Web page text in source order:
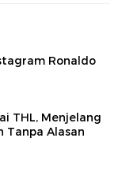
Ronaldo
THL, Menjelang
Tanpa Alasan